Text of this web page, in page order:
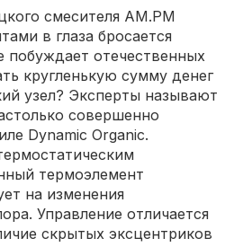
смесителя AM.PM
в глаза бросается
побуждает отечественных
кругленькую сумму денег
узел? Эксперты называют
совершенно
Dynamic Organic.
термоэлемент
на изменения
Управление отличается
скрытых эксцентриков